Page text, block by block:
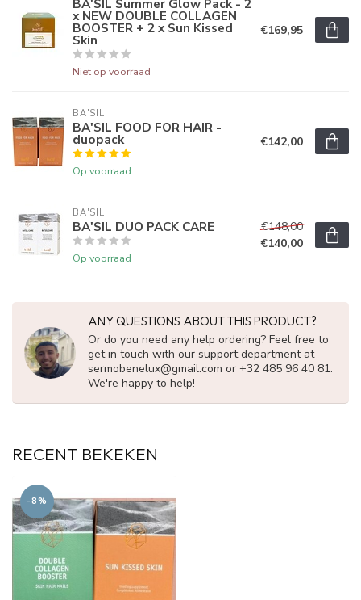
BA'SIL Summer Glow Pack - 2
x NEW DOUBLE COLLAGEN
BOOSTER + 2 x Sun Kissed
Skin
Niet op voorraad
€169,95
BA'SIL
BA'SIL FOOD FOR HAIR -
duopack
Op voorraad
€142,00
BA'SIL
BA'SIL DUO PACK CARE
Op voorraad
€148,00
€140,00
ANY QUESTIONS ABOUT THIS PRODUCT?
Or do you need any help ordering? Feel free to
get in touch with our support department at
sermobenelux@gmail.com or +32 485 96 40 81.
We're happy to help!
RECENT BEKEKEN
-8%